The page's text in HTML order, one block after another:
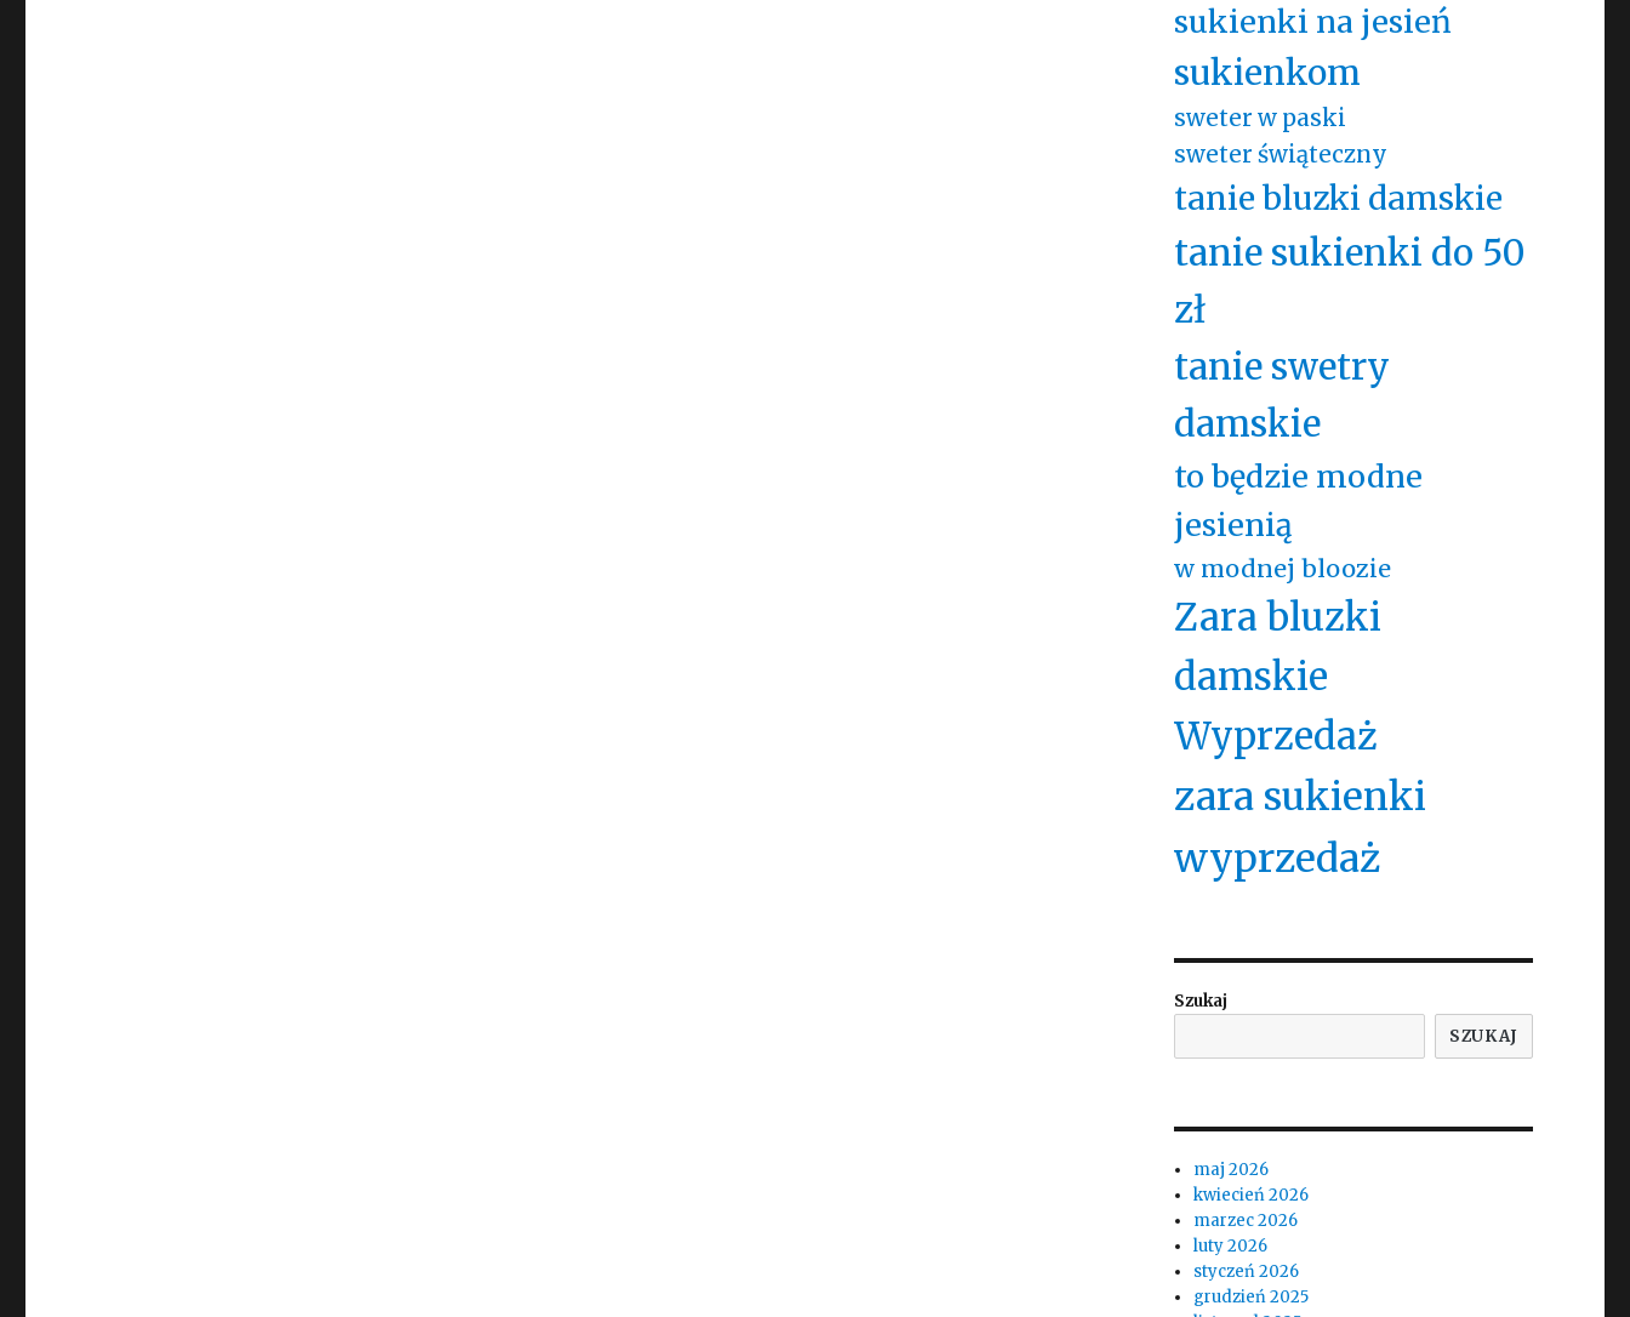
sukienki na jesień
sukienkom
sweter w paski
sweter świąteczny
tanie bluzki damskie
tanie sukienki do 50
zł
tanie swetry
damskie
to będzie modne
jesienią
w modnej bloozie
Zara bluzki
damskie
Wyprzedaż
zara sukienki
wyprzedaż
Szukaj
SZUKAJ
maj 2026
kwiecień 2026
marzec 2026
luty 2026
styczeń 2026
grudzień 2025